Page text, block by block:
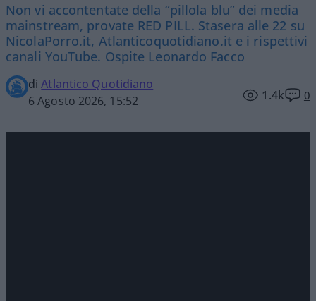
Non vi accontentate della “pillola blu” dei media
mainstream, provate RED PILL. Stasera alle 22 su
NicolaPorro.it, Atlanticoquotidiano.it e i rispettivi
canali YouTube. Ospite Leonardo Facco
diAtlantico Quotidiano
6 Agosto 2026, 15:52
1.4k 0